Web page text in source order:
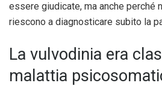
essere giudicate, ma anche perché
riescono a diagnosticare subito la
La vulvodinia era
malattia